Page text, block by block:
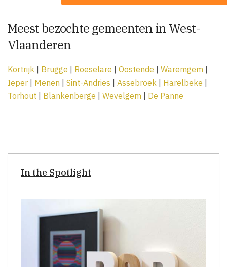
Meest bezochte gemeenten in West-
Vlaanderen
Kortrijk | Brugge | Roeselare | Oostende | Waremgem |
Ieper | Menen | Sint-Andries | Assebroek | Harelbeke |
Torhout | Blankenberge | Wevelgem | De Panne
In the Spotlight